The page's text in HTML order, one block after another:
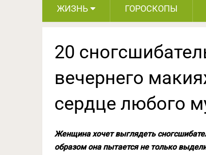
ЖИЗНЬ ГОРОСКОПЫ
20
вечернего
сердце любого
Женщина хочет выглядеть
образом она пытается не только